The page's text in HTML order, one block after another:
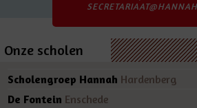
Onze scholen
Scholengroep Hannah Hardenberg
De Fontein Enschede